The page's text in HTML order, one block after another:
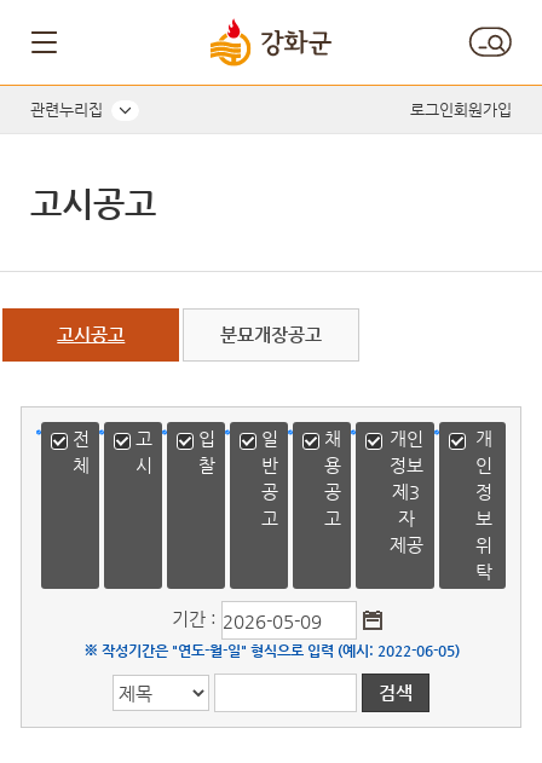
관련누리집 로그인회원가입
고시공고
고시공고 분묘개장공고
전
체
고
시
입
찰
일
반
공
고
채
용
공
고
개인
정보
제3
자
제공
개
인
정
보
위
탁
기간 :
※ 작성기간은 "연도-월-일" 형식으로 입력 (예시: 2022-06-05)